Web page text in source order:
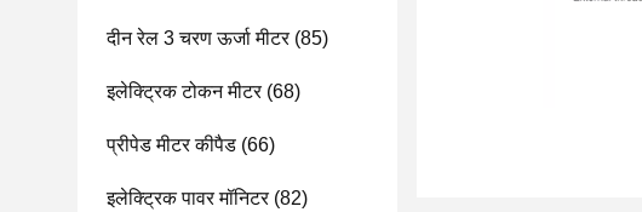
दीन रेल 3 चरण ऊर्जा मीटर(85)
इलेक्ट्रिक टोकन मीटर(68)
प्रीपेड मीटर कीपैड (66)
इलेक्ट्रिक पावर मॉनिटर(82)